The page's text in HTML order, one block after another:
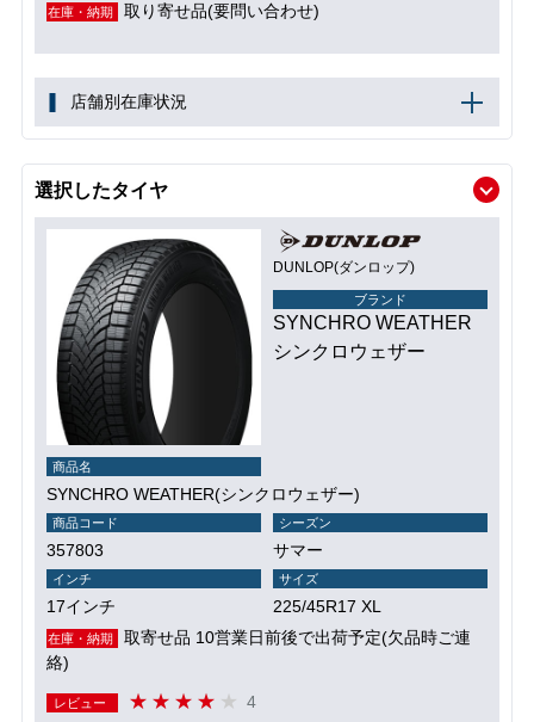
在庫・納期 取り寄せ品(要問い合わせ)
店舗別在庫状況
選択したタイヤ
DUNLOP(ダンロップ)
ブランド
SYNCHRO WEATHER
シンクロウェザー
商品名
SYNCHRO WEATHER(シンクロウェザー)
商品コード
357803
シーズン
サマー
インチ
17インチ
サイズ
225/45R17 XL
在庫・納期
取寄せ品 10営業日前後で出荷予定(欠品時ご連
絡)
レビュー 4